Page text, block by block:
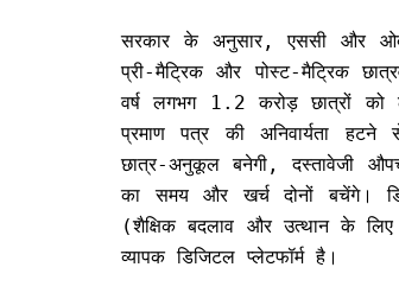
सरकार के अनुसार, एससी और
प्री-मैट्रिक और पोस्ट-मैट्रिक
वर्ष लगभग 1.2 करोड़ छात्रों को
प्रमाण पत्र की अनिवार्यता
छात्र-अनुकूल बनेगी, दस्तावेजी
का समय और खर्च दोनों बचेंगे।
(शैक्षिक बदलाव और उत्थान के
व्यापक डिजिटल प्लेटफॉर्म है।